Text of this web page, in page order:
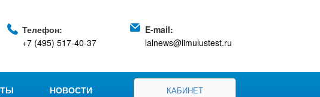
Телефон:
+7 (495) 517-40-37
E-mail:
lalnews@limulustest.ru
НОВОСТИ КАБИНЕТ